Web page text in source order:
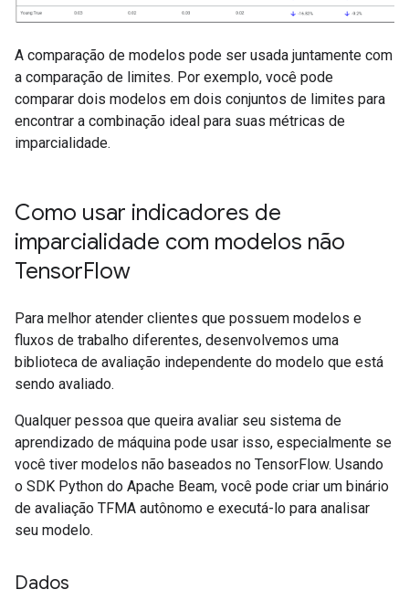
A comparação de modelos pode ser usada juntamente com
a comparação de limites. Por exemplo, você pode
comparar dois modelos em dois conjuntos de limites para
encontrar a combinação ideal para suas métricas de
imparcialidade.
Como usar indicadores de
imparcialidade com modelos não
TensorFlow
Para melhor atender clientes que possuem modelos e
fluxos de trabalho diferentes, desenvolvemos uma
biblioteca de avaliação independente do modelo que está
sendo avaliado.
Qualquer pessoa que queira avaliar seu sistema de
aprendizado de máquina pode usar isso, especialmente se
você tiver modelos não baseados no TensorFlow. Usando
o SDK Python do Apache Beam, você pode criar um binário
de avaliação TFMA autônomo e executá-lo para analisar
seu modelo.
Dados